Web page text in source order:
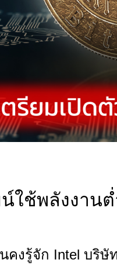
ใช้พลังงานต่
รู้จัก Intel บริษัท